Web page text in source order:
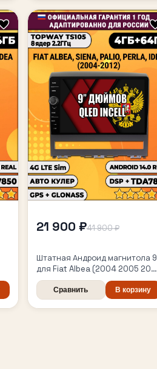
21 900 ₽41 900 ₽
Штатная Андроид магнитола 9
для Fiat Albea (2004 2005 2006
2007 2008 2009 2010 2011
2012), TS105 8 ядер, 4/64гб,
Qled Incell, CarPlay/Android
Auto, Gps/Глонасс
Сравнить В корзину